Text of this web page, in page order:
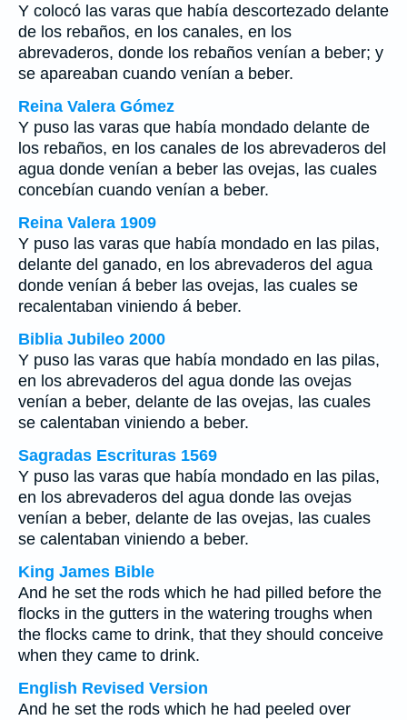
Y colocó las varas que había descortezado delante
de los rebaños, en los canales, en los
abrevaderos, donde los rebaños venían a beber; y
se apareaban cuando venían a beber.
Reina Valera Gómez
Y puso las varas que había mondado delante de
los rebaños, en los canales de los abrevaderos del
agua donde venían a beber las ovejas, las cuales
concebían cuando venían a beber.
Reina Valera 1909
Y puso las varas que había mondado en las pilas,
delante del ganado, en los abrevaderos del agua
donde venían á beber las ovejas, las cuales se
recalentaban viniendo á beber.
Biblia Jubileo 2000
Y puso las varas que había mondado en las pilas,
en los abrevaderos del agua donde las ovejas
venían a beber, delante de las ovejas, las cuales
se calentaban viniendo a beber.
Sagradas Escrituras 1569
Y puso las varas que había mondado en las pilas,
en los abrevaderos del agua donde las ovejas
venían a beber, delante de las ovejas, las cuales
se calentaban viniendo a beber.
King James Bible
And he set the rods which he had pilled before the
flocks in the gutters in the watering troughs when
the flocks came to drink, that they should conceive
when they came to drink.
English Revised Version
And he set the rods which he had peeled over